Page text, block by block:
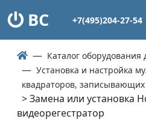
ВС +7(495)204-27-54
Каталог
Установка и настройка
квадраторов, записывающих
> Замена или установка
видеорегестратор